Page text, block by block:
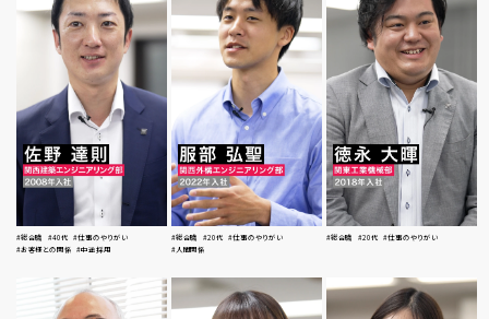
#総合職 #40代
#仕事のやりがい
#お客様との関係
#中途採用
#総合職 #20代
#仕事のやりがい
#人間関係
#総合職 #20代 #仕事のやりがい